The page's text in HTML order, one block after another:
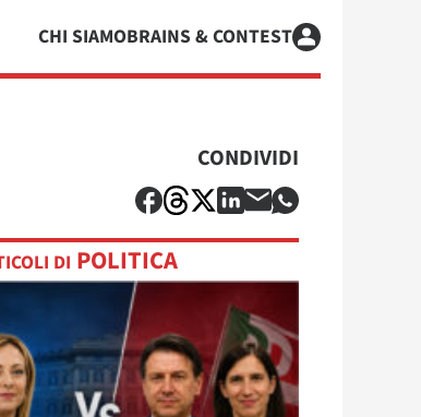
CHI SIAMOBRAINS & CONTEST
CONDIVIDI
DI POLITICA